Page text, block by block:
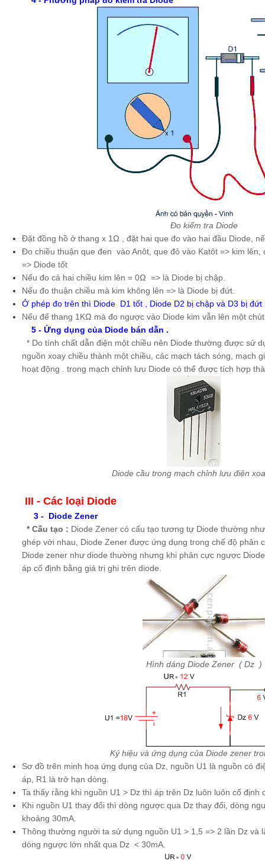
Đo kiểm tra Diode
Đặt đồng hồ ở thang x 1Ω , đặt hai que đo vào hai đầu Diode,
Đo chiều thuận que đen vào Anôt, que đỏ vào Katôt => kim lên,
=> Diode tốt
Nếu đo cả hai chiều kim lên = 0Ω => là Diode bị chập.
Nếu đo thuận chiều mà kim không lên => là Diode bị đứt.
Ở phép đo trên thì Diode D1 tốt , Diode D2 bị chập và D3 bị đứt
Nếu để thang 1KΩ mà đo ngược vào Diode kim vẫn lên một
5 - Ứng dụng của Diode bán dẫn .
* Do tính chất dẫn điện một chiều nên Diode thường được sử
nguồn xoay chiều thành một chiều, các mạch tách sóng, mạch
hoạt động . trong mạch chỉnh lưu Diode có thể được tích hợp
Diode cầu trong mạch chỉnh lưu điện
III - Các loại Diode
3 - Diode Zener
* Cấu tạo : Diode Zener có cấu tạo tương tự Diode thường
ghép với nhau, Diode Zener được ứng dụng trong chế độ phân
Diode zener như diode thường nhưng khi phân cực ngược
áp cố định bằng giá trị ghi trên diode.
Hình dáng Diode Zener ( Dz )
Ký hiệu và ứng dụng của Diode zener
Sơ đồ trên minh hoạ ứng dụng của Dz, nguồn U1 là nguồn có
áp, R1 là trở hạn dòng.
Ta thấy rằng khi nguồn U1 > Dz thì áp trên Dz luôn luôn cố định
Khi nguồn U1 thay đổi thì dòng ngược qua Dz thay đổi, dòng
khoảng 30mA.
Thông thường người ta sử dụng nguồn U1 > 1,5 => 2 lần Dz và
dòng ngược lớn nhất qua Dz < 30mA.